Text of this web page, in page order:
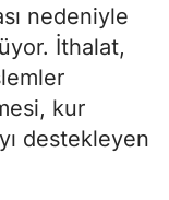
nedeniyle
İthalat,
kur
destekleyen